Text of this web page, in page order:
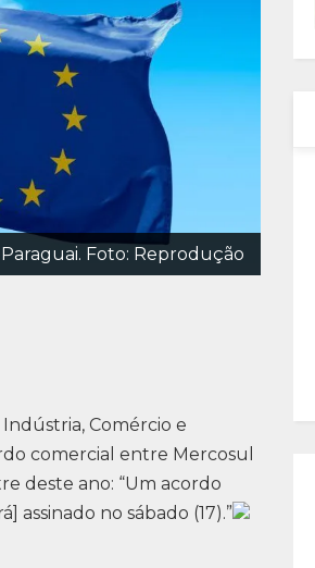
Foto: Reprodução
Comércio e
comercial entre Mercosul
deste ano: “Um acordo
assinado no sábado (17).”